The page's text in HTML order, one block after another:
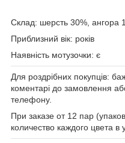
Склад: шерсть 30%, ангора
Приблизний вік: років
Наявність мотузочки: є
Для роздрібних покупців:
коментарі до замовлення
телефону.
При заказе от 12 пар
количество каждого цвета в